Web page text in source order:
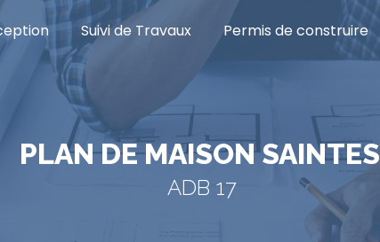
Suivi de Travaux Permis de construire
PLAN DE MAISON SAINTES
ADB 17